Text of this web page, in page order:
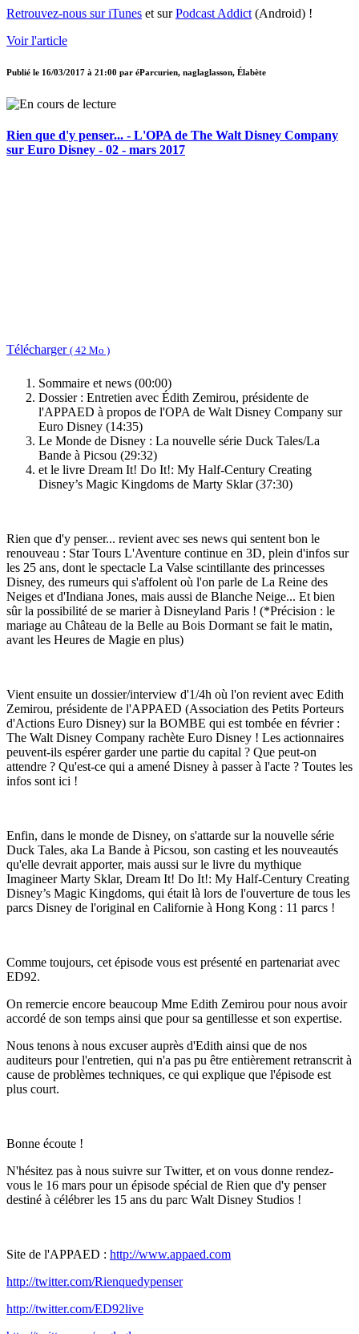
Retrouvez-nous sur iTunes et surPodcast Addict (Android) !
Voir l'article
Publié le 16/03/2017 à 21:00 par éParcurien, naglaglasson, Élabète
Rien que d'y penser... - L'OPA de The Walt Disney Company
sur Euro Disney - 02 - mars 2017
Télécharger ( 42 Mo )
Sommaire et news (00:00)
Dossier : Entretien avec Édith Zemirou, présidente de
l'APPAED à propos de l'OPA de Walt Disney Company sur
Euro Disney (14:35)
Le Monde de Disney : La nouvelle série Duck Tales/La
Bande à Picsou (29:32)
et le livre Dream It! Do It!: My Half-Century Creating
Disney’s Magic Kingdoms de Marty Sklar (37:30)
Rien que d'y penser... revient avec ses news qui sentent bon le
renouveau : Star Tours L'Aventure continue en 3D, plein d'infos sur
les 25 ans, dont le spectacle La Valse scintillante des princesses
Disney, des rumeurs qui s'affolent où l'on parle de La Reine des
Neiges et d'Indiana Jones, mais aussi de Blanche Neige... Et bien
sûr la possibilité de se marier à Disneyland Paris ! (*Précision : le
mariage au Château de la Belle au Bois Dormant se fait le matin,
avant les Heures de Magie en plus)
Vient ensuite un dossier/interview d'1/4h où l'on revient avec Edith
Zemirou, présidente de l'APPAED (Association des Petits Porteurs
d'Actions Euro Disney) sur la BOMBE qui est tombée en février :
The Walt Disney Company rachète Euro Disney ! Les actionnaires
peuvent-ils espérer garder une partie du capital ? Que peut-on
attendre ? Qu'est-ce qui a amené Disney à passer à l'acte ? Toutes les
infos sont ici !
Enfin, dans le monde de Disney, on s'attarde sur la nouvelle série
Duck Tales, aka La Bande à Picsou, son casting et les nouveautés
qu'elle devrait apporter, mais aussi sur le livre du mythique
Imagineer Marty Sklar, Dream It! Do It!: My Half-Century Creating
Disney’s Magic Kingdoms, qui était là lors de l'ouverture de tous les
parcs Disney de l'original en Californie à Hong Kong : 11 parcs !
Comme toujours, cet épisode vous est présenté en partenariat avec
ED92.
On remercie encore beaucoup Mme Edith Zemirou pour nous avoir
accordé de son temps ainsi que pour sa gentillesse et son expertise.
Nous tenons à nous excuser auprès d'Edith ainsi que de nos
auditeurs pour l'entretien, qui n'a pas pu être entièrement retranscrit à
cause de problèmes techniques, ce qui explique que l'épisode est
plus court.
Bonne écoute !
N'hésitez pas à nous suivre sur Twitter, et on vous donne rendez-
vous le 16 mars pour un épisode spécial de Rien que d'y penser
destiné à célébrer les 15 ans du parc Walt Disney Studios !
Site de l'APPAED : http://www.appaed.com
http://twitter.com/Rienquedypenser
http://twitter.com/ED92live